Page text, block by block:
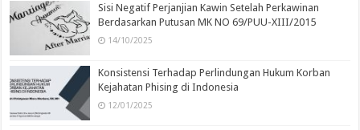
Sisi Negatif Perjanjian Kawin Setelah Perkawinan
Berdasarkan Putusan MK NO 69/PUU-XIII/2015
14/10/2025
Konsistensi Terhadap Perlindungan Hukum Korban
Kejahatan Phising di Indonesia
12/01/2025